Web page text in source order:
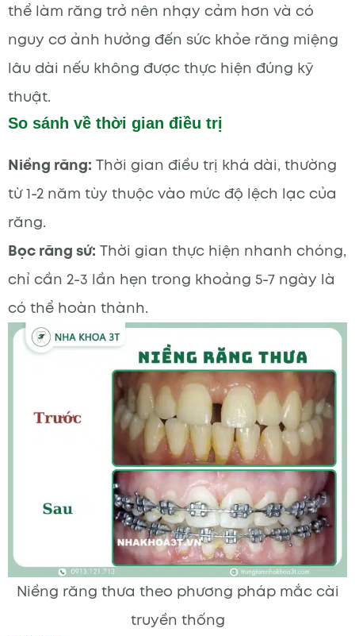
thể làm răng trở nên nhạy cảm hơn và có
nguy cơ ảnh hưởng đến sức khỏe răng miệng
lâu dài nếu không được thực hiện đúng kỹ
thuật.
So sánh về thời gian điều trị
Niềng răng: Thời gian điều trị khá dài, thường
từ 1-2 năm tùy thuộc vào mức độ lệch lạc của
răng.
Bọc răng sứ: Thời gian thực hiện nhanh chóng,
chỉ cần 2-3 lần hẹn trong khoảng 5-7 ngày là
có thể hoàn thành.
Niềng răng thưa theo phương pháp mắc cài
truyền thống